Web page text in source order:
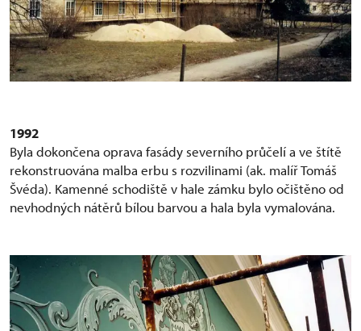
1992
Byla dokončena oprava fasády severního průčelí a ve štítě
rekonstruována malba erbu s rozvilinami (ak. malíř Tomáš
Švéda). Kamenné schodiště v hale zámku bylo očištěno od
nevhodných nátěrů bílou barvou a hala byla vymalována.